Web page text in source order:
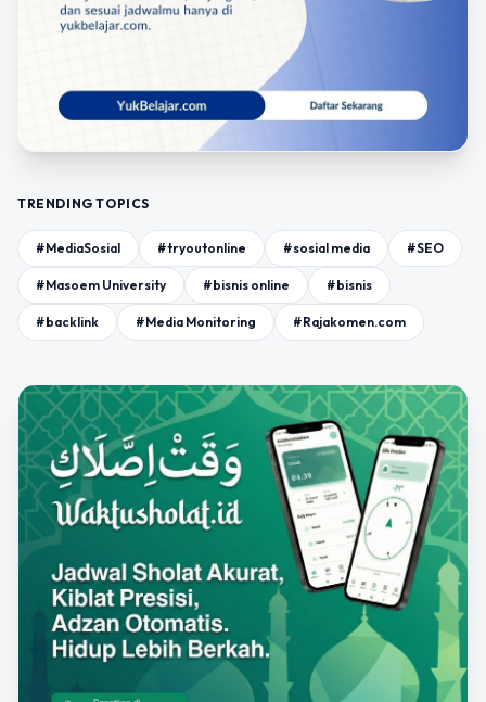
TRENDING TOPICS
#MediaSosial #tryoutonline #sosial media #SEO
#Masoem University #bisnis online #bisnis
#backlink #Media Monitoring #Rajakomen.com